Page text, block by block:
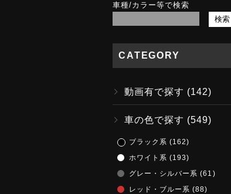
車種/カラー等で検索
CATEGORY
動画有で探す (142)
車の色で探す (549)
ブラック系 (162)
ホワイト系 (193)
グレー・シルバー系 (61)
レッド・ブルー系 (88)